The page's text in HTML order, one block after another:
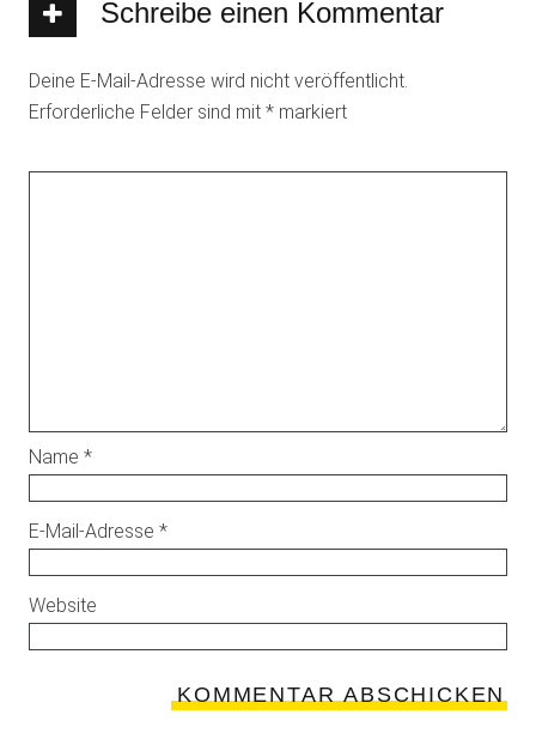
Schreibe einen Kommentar
Deine E-Mail-Adresse wird nicht veröffentlicht.
Erforderliche Felder sind mit * markiert
Name *
E-Mail-Adresse *
Website